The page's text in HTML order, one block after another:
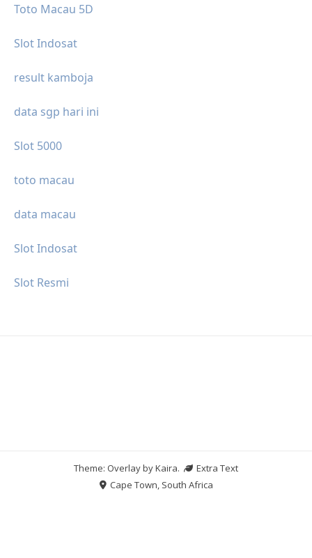
Toto Macau 5D
Slot Indosat
result kamboja
data sgp hari ini
Slot 5000
toto macau
data macau
Slot Indosat
Slot Resmi
Theme: Overlay byKaira.
Extra Text
Cape Town, South Africa